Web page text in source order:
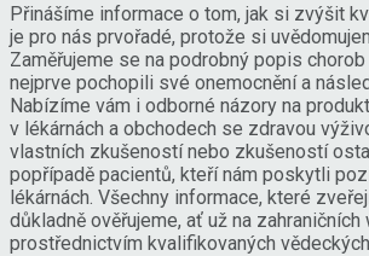
Přinášíme informace o tom, jak si zvýšit
je pro nás prvořadé, protože si
Zaměřujeme se na podrobný popis
nejprve pochopili své onemocnění a
Nabízíme vám i odborné názory na
v lékárnách a obchodech se zdravou
vlastních zkušeností nebo zkušeností
popřípadě pacientů, kteří nám poskytli
lékárnách. Všechny informace, které
důkladně ověřujeme, ať už na zahraničních
prostřednictvím kvalifikovaných